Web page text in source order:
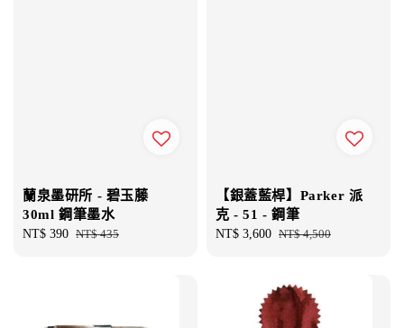
蘭泉墨研所 - 碧玉藤
30ml 鋼筆墨水
Sale
NT$ 390 Regular
NT$ 435
【銀蓋藍桿】Parker 派
克 - 51 - 鋼筆
Sale
NT$ 3,600 Regular
NT$ 4,500